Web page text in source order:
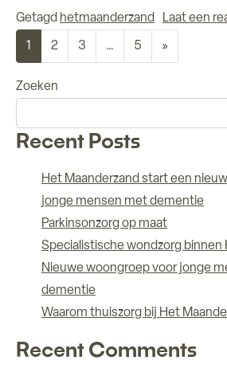
Getagd hetmaanderzand Laat een
Berichten navigatie
1 2 3 … 5 »
Zoeken
Recent Posts
Het Maanderzand start een
jonge mensen met dementie
Parkinsonzorg op maat
Specialistische wondzorg binnen
Nieuwe woongroep voor jonge
dementie
Waarom thuiszorg bij Het
Recent Comments